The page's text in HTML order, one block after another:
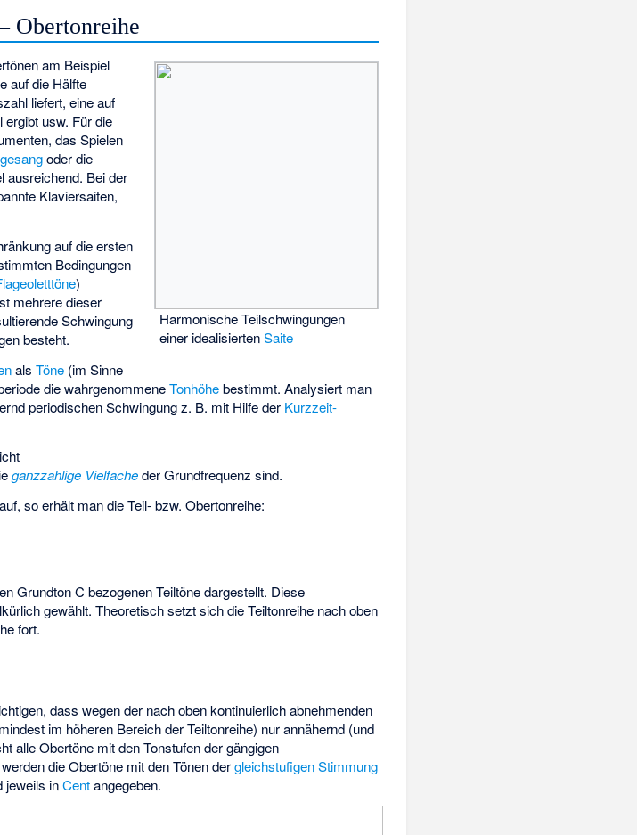
Obertonreihe
Harmonische Teilschwingungen
einer idealisiertenSaite
am Beispiel
auf die Hälfte
liefert, eine auf
ergibt usw. Für die
das Spielen
oder die
ausreichend. Bei der
Klaviersaiten,
auf die ersten
Bedingungen
)
mehrere dieser
Schwingung
besteht.
alsTöne (im Sinne
die wahrgenommeneTonhöhebestimmt. Analysiert man
periodischen Schwingung z. B. mit Hilfe der Kurzzeit-
ganzzahlige Vielfacheder Grundfrequenz sind.
so erhält man die Teil- bzw. Obertonreihe:
Grundton C bezogenen Teiltöne dargestellt. Diese
gewählt. Theoretisch setzt sich die Teiltonreihe nach oben
fort.
dass wegen der nach oben kontinuierlich abnehmenden
im höheren Bereich der Teiltonreihe) nur annähernd (und
alle Obertöne mit den Tonstufen der gängigen
die Obertöne mit den Tönen dergleichstufigen Stimmung
jeweils inCentangegeben.